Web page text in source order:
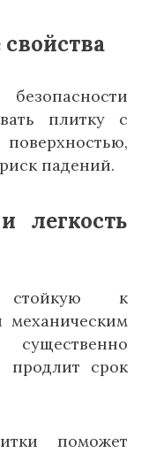
плитку с
падений.
легкость
стойкую к
механическим
срок
поможет